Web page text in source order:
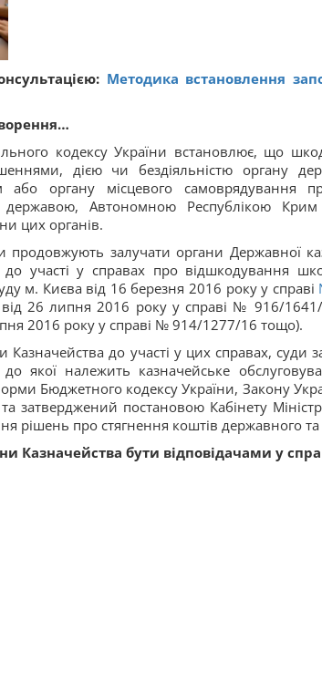
Методика встановлення
кодексу України встановлює, що
дією чи бездіяльністю органу
або органу місцевого самоврядування
державою, Автономною Республікою
цих органів.
продовжують залучати органи Державної
до участі у справах про відшкодування
м. Києва від 16 березня 2016 року у справі
від 26 липня 2016 року у справі № 916/
2016 року у справі № 914/1277/16 тощо).
Казначейства до участі у цих справах, суди
до якої належить казначейське
Бюджетного кодексу України, Закону
затверджений постановою Кабінету
рішень про стягнення коштів державного
Казначейства бути відповідачами у